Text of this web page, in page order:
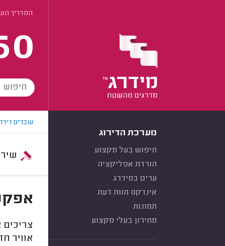
המדריך
מערכת הדירוג
חיפוש בעל מקצוע
הורדת אפליקציה
ערים במידרג
אינדקס חוות דעת
תמונות
מחירון בעלי מקצוע
עוברים
אוויר